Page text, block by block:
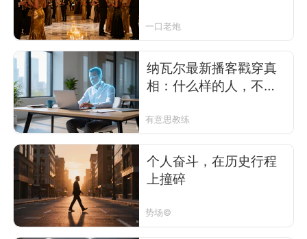
一口老炮
纳瓦尔最新播客戳穿真
相：什么样的人，不会
有意思教练
个人奋斗，在历史行程
上撞碎
势场©